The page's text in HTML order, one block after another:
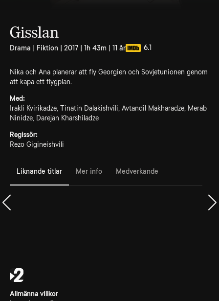
Gisslan
Drama | Fiktion | 2017 | 1h 43m | 11 år 6.1
Nika och Ana planerar att fly Georgien och Sovjetunionen genom
att kapa ett flygplan.
Med:
Irakli Kvirikadze, Tinatin Dalakishvili, Avtandil Makharadze, Merab
Ninidze, Darejan Kharshiladze
Regissör:
Rezo Gigineishvili
Liknande titlar Mer info Medverkande
Allmänna villkor